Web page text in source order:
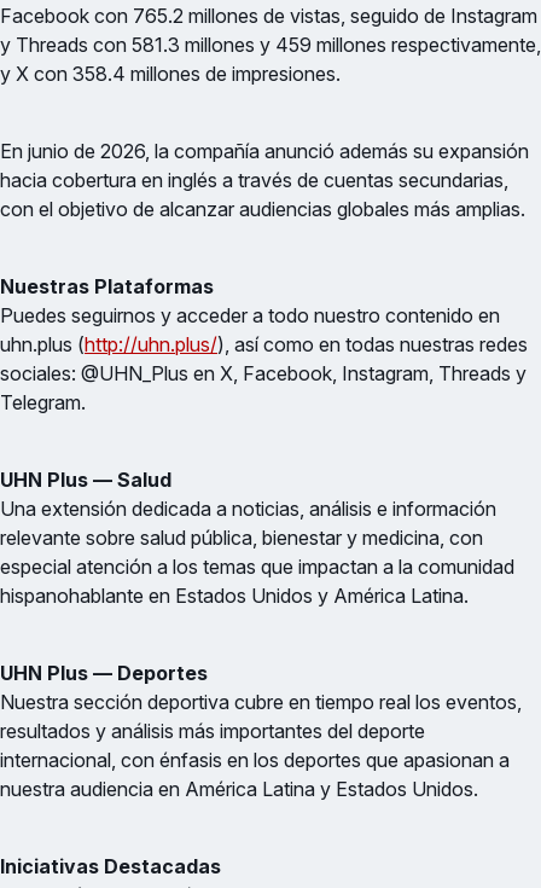
Facebook con 765.2 millones de vistas, seguido de Instagram
y Threads con 581.3 millones y 459 millones respectivamente,
y X con 358.4 millones de impresiones.
En junio de 2026, la compañía anunció además su expansión
hacia cobertura en inglés a través de cuentas secundarias,
con el objetivo de alcanzar audiencias globales más amplias.
Nuestras Plataformas
Puedes seguirnos y acceder a todo nuestro contenido en
uhn.plus (http://uhn.plus/), así como en todas nuestras redes
sociales: @UHN_Plus en X, Facebook, Instagram, Threads y
Telegram.
UHN Plus — Salud
Una extensión dedicada a noticias, análisis e información
relevante sobre salud pública, bienestar y medicina, con
especial atención a los temas que impactan a la comunidad
hispanohablante en Estados Unidos y América Latina.
UHN Plus — Deportes
Nuestra sección deportiva cubre en tiempo real los eventos,
resultados y análisis más importantes del deporte
internacional, con énfasis en los deportes que apasionan a
nuestra audiencia en América Latina y Estados Unidos.
Iniciativas Destacadas